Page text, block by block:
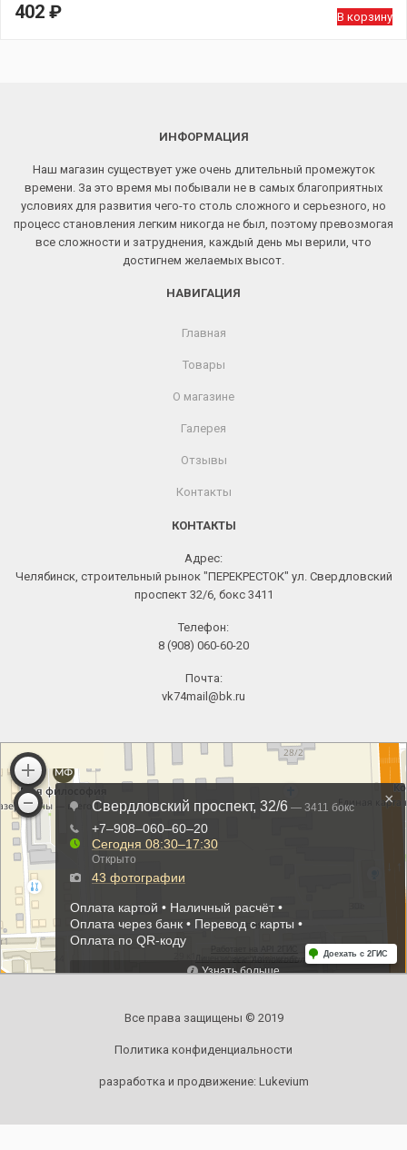
402 ₽ В корзину
ИНФОРМАЦИЯ
Наш магазин существует уже очень длительный промежуток
времени. За это время мы побывали не в самых благоприятных
условиях для развития чего-то столь сложного и серьезного, но
процесс становления легким никогда не был, поэтому превозмогая
все сложности и затруднения, каждый день мы верили, что
достигнем желаемых высот.
НАВИГАЦИЯ
Главная
Товары
О магазине
Галерея
Отзывы
Контакты
КОНТАКТЫ
Адрес:
Челябинск, строительный рынок "ПЕРЕКРЕСТОК" ул. Свердловский
проспект 32/6, бокс 3411
Телефон:
8 (908) 060-60-20
Почта:
vk74mail@bk.ru
Все права защищены © 2019
Политика конфиденциальности
разработка и продвижение: Lukevium